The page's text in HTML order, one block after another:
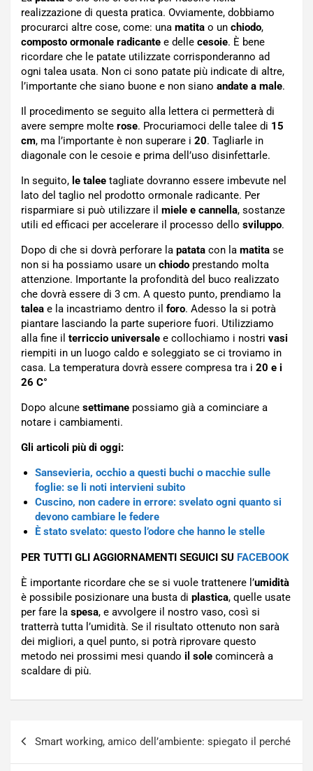
realizzazione di questa pratica. Ovviamente, dobbiamo
procurarci altre cose, come: una matita o un chiodo,
composto ormonale radicante e delle cesoie. È bene
ricordare che le patate utilizzate corrisponderanno ad
ogni talea usata. Non ci sono patate più indicate di altre,
l’importante che siano buone e non siano andate a male.
Il procedimento se seguito alla lettera ci permetterà di
avere sempre molte rose. Procuriamoci delle talee di 15
cm, ma l’importante è non superare i 20. Tagliarle in
diagonale con le cesoie e prima dell’uso disinfettarle.
In seguito, le talee tagliate dovranno essere imbevute nel
lato del taglio nel prodotto ormonale radicante. Per
risparmiare si può utilizzare il miele e cannella, sostanze
utili ed efficaci per accelerare il processo dello sviluppo.
Dopo di che si dovrà perforare la patata con la matita se
non si ha possiamo usare un chiodo prestando molta
attenzione. Importante la profondità del buco realizzato
che dovrà essere di 3 cm. A questo punto, prendiamo la
talea e la incastriamo dentro il foro. Adesso la si potrà
piantare lasciando la parte superiore fuori. Utilizziamo
alla fine il terriccio universale e collochiamo i nostri vasi
riempiti in un luogo caldo e soleggiato se ci troviamo in
casa. La temperatura dovrà essere compresa tra i 20 e i
26 C°
Dopo alcune settimane possiamo già a cominciare a
notare i cambiamenti.
Gli articoli più di oggi:
Sansevieria, occhio a questi buchi o macchie sulle
foglie: se li noti intervieni subito
Cuscino, non cadere in errore: svelato ogni quanto si
devono cambiare le federe
È stato svelato: questo l’odore che hanno le stelle
PER TUTTI GLI AGGIORNAMENTI SEGUICI SU FACEBOOK
È importante ricordare che se si vuole trattenere l’umidità
è possibile posizionare una busta di plastica, quelle usate
per fare la spesa, e avvolgere il nostro vaso, così si
tratterrà tutta l’umidità. Se il risultato ottenuto non sarà
dei migliori, a quel punto, si potrà riprovare questo
metodo nei prossimi mesi quando il sole comincerà a
scaldare di più.
Smart working, amico dell’ambiente: spiegato il perché